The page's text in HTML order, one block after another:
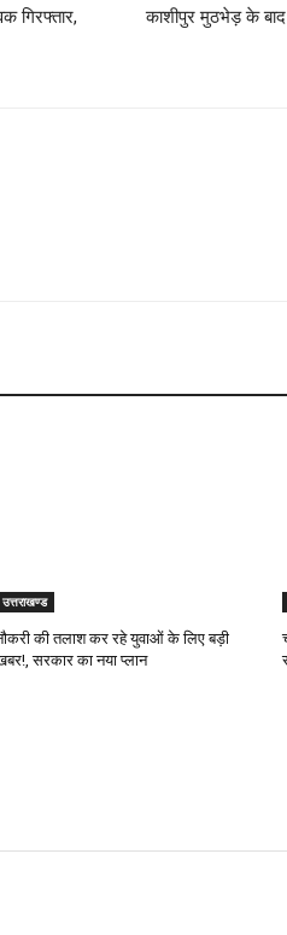
गिरफ्तार,
काशीपुर मुठभेड़ के बाद
उत्तराखण्ड
की तलाश कर रहे युवाओं के लिए बड़ी
सरकार का नया प्लान